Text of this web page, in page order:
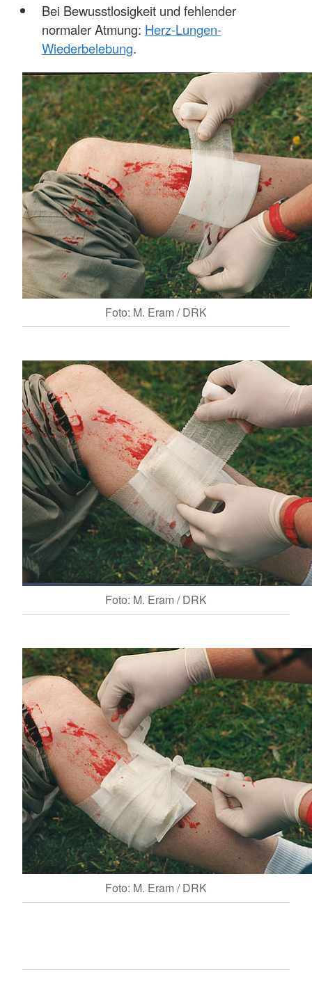
Bei Bewusstlosigkeit und fehlender
normaler Atmung: Herz-Lungen-
Wiederbelebung.
Foto: M. Eram / DRK
Foto: M. Eram / DRK
Foto: M. Eram / DRK